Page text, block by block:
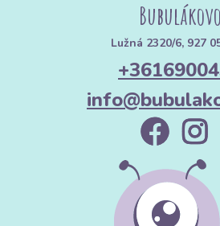
Bubulákovo
Lužná 2320/6, 927